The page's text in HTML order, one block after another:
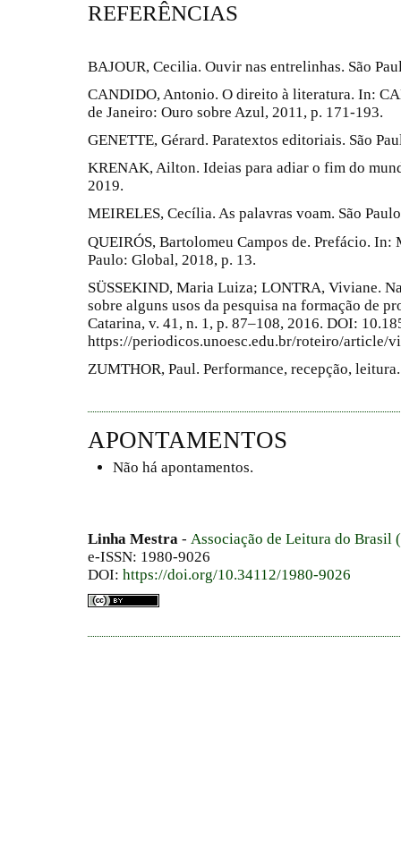
REFERÊNCIAS
BAJOUR, Cecilia. Ouvir nas entrelinhas. São
CANDIDO, Antonio. O direito à literatura. In:
de Janeiro: Ouro sobre Azul, 2011, p. 171-193.
GENETTE, Gérard. Paratextos editoriais. São
KRENAK, Ailton. Ideias para adiar o fim do
2019.
MEIRELES, Cecília. As palavras voam. São
QUEIRÓS, Bartolomeu Campos de. Prefácio. In:
Paulo: Global, 2018, p. 13.
SÜSSEKIND, Maria Luiza; LONTRA, Viviane.
sobre alguns usos da pesquisa na formação de
Catarina, v. 41, n. 1, p. 87–108, 2016. DOI:
https://periodicos.unoesc.edu.br/roteiro/article/
ZUMTHOR, Paul. Performance, recepção,
APONTAMENTOS
Não há apontamentos.
Linha Mestra - Associação de Leitura do Brasil
e-ISSN: 1980-9026
DOI: https://doi.org/10.34112/1980-9026